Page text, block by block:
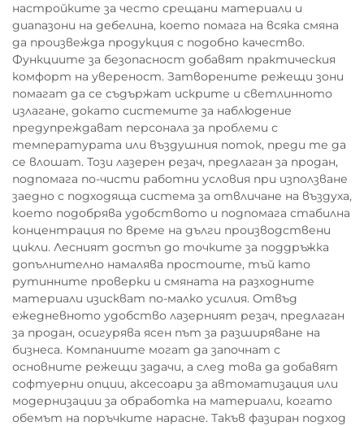
настройките за често срещани материали и
диапазони на дебелина, което помага на всяка смяна
да произвежда продукция с подобно качество.
Функциите за безопасност добавят практическия
комфорт на увереност. Затворените режещи зони
помагат да се съдържат искрите и светлинното
излагане, докато системите за наблюдение
предупреждават персонала за проблеми с
температурата или въздушния поток, преди те да
се влошат. Този лазерен резач, предлаган за продан,
подпомага по-чисти работни условия при използване
заедно с подходяща система за отвличане на въздуха,
което подобрява удобството и подпомага стабилна
концентрация по време на дълги производствени
цикли. Лесният достъп до точките за поддръжка
допълнително намалява простоите, тъй като
рутинните проверки и смяната на разходните
материали изискват по-малко усилия. Отвъд
ежедневното удобство лазерният резач, предлаган
за продан, осигурява ясен път за разширяване на
бизнеса. Компаниите могат да започнат с
основните режещи задачи, а след това да добавят
софтуерни опции, аксесоари за автоматизация или
модернизации за обработка на материали, когато
обемът на поръчките нарасне. Такъв фазиран подход